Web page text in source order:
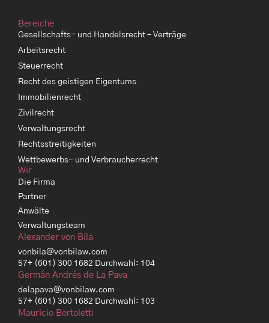
Bereiche
Gesellschafts- und Handelsrecht – Verträge
Arbeitsrecht
Steuerrecht
Recht des geistigen Eigentums
Immobilienrecht
Zivilrecht
Verwaltungsrecht
Rechtsstreitigkeiten
Wettbewerbs- und Verbraucherrecht
Wir
Die Firma
Partner
Anwälte
Verwaltungsteam
Alexander von Bila
vonbila@vonbilaw.com
57+ (601) 300 1682 Durchwahl: 104
Germán Andrés de La Pava
delapava@vonbilaw.com
57+ (601) 300 1682 Durchwahl: 103
Mauricio Bertoletti